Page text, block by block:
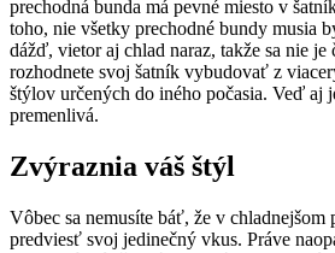
prechodná bunda má pevné miesto v
toho, nie všetky prechodné bundy musia
dážď, vietor aj chlad naraz, takže sa nie
rozhodnete svoj šatník vybudovať z
štýlov určených do iného počasia. Veď aj
premenlivá.
Zvýraznia váš štýl
Vôbec sa nemusíte báť, že v chladnejšom
predviesť svoj jedinečný vkus. Práve